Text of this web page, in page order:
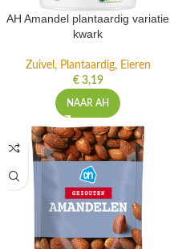
AH Amandel plantaardig variatie
kwark
Zuivel, Plantaardig, Eieren
€3,19
NAAR AH